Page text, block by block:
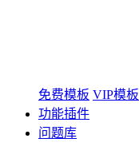
免费模板 VIP模板
功能插件
问题库